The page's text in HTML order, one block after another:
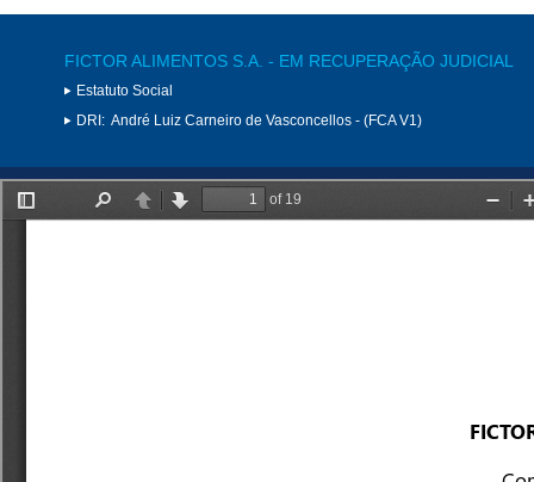
FICTOR ALIMENTOS S.A. - EM RECUPERAÇÃO JUDICIAL
Estatuto Social
DRI: André Luiz Carneiro de Vasconcellos - (FCA V1)